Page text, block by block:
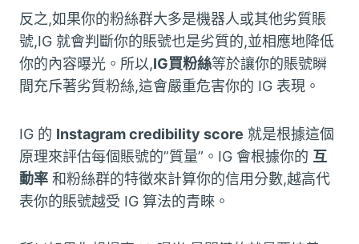
反之,如果你的粉絲群大多是機器人或其他劣質賬
號,IG 就會判斷你的賬號也是劣質的,並相應地降低
你的內容曝光。所以,IG買粉絲等於讓你的賬號瞬
間充斥著劣質粉絲,這會嚴重危害你的 IG 表現。
IG 的 Instagram credibility score 就是根據這個
原理來評估每個賬號的”質量”。IG 會根據你的 互
動率 和粉絲群的特徵來計算你的信用分數,越高代
表你的賬號越受 IG 算法的青睞。